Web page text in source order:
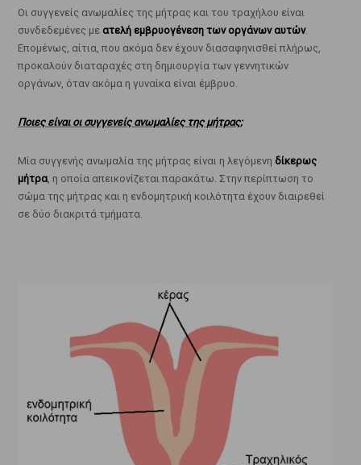
Οι συγγενείς ανωμαλίες της μήτρας και του τραχήλου είναι
συνδεδεμένες με ατελή εμβρυογένεση των οργάνων αυτών.
Επομένως, αίτια, που ακόμα δεν έχουν διασαφηνισθεί πλήρως,
προκαλούν διαταραχές στη δημιουργία των γεννητικών
οργάνων, όταν ακόμα η γυναίκα είναι έμβρυο.
Ποιες είναι οι συγγενείς ανωμαλίες της μήτρας;
Μία συγγενής ανωμαλία της μήτρας είναι η λεγόμενη δίκερως
μήτρα, η οποία απεικονίζεται παρακάτω. Στην περίπτωση το
σώμα της μήτρας και η ενδομητρική κοιλότητα έχουν διαιρεθεί
σε δύο διακριτά τμήματα.